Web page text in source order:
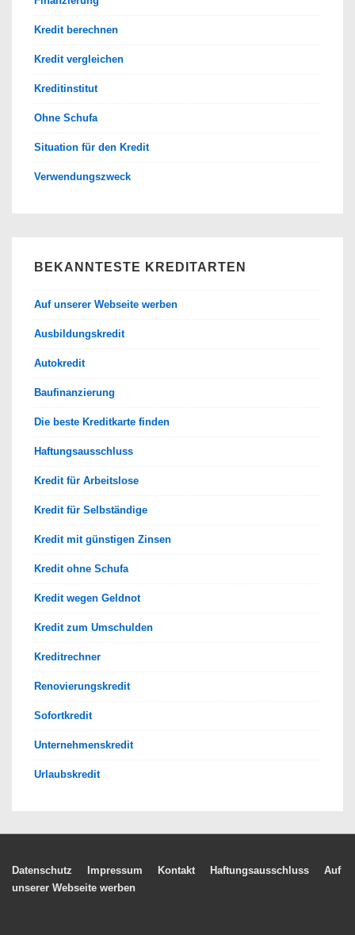
Kredit berechnen
Kredit vergleichen
Kreditinstitut
Ohne Schufa
Situation für den Kredit
Verwendungszweck
BEKANNTESTE KREDITARTEN
Auf unserer Webseite werben
Ausbildungskredit
Autokredit
Baufinanzierung
Die beste Kreditkarte finden
Haftungsausschluss
Kredit für Arbeitslose
Kredit für Selbständige
Kredit mit günstigen Zinsen
Kredit ohne Schufa
Kredit wegen Geldnot
Kredit zum Umschulden
Kreditrechner
Renovierungskredit
Sofortkredit
Unternehmenskredit
Urlaubskredit
Footer-
Datenschutz Impressum Kontakt Haftungsausschluss
Auf
unserer Webseite werben